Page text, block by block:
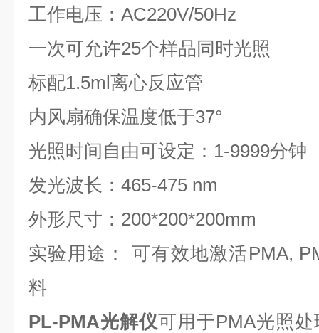
工作电压：AC220V/50Hz
一次可允许25个样品同时光照
标配1.5ml离心反应管
内风扇确保温度低于37°
光照时间自由可设定：1-9999分钟
发光波长：465-475 nm
外形尺寸：200*200*200mm
实验用途： 可有效地激活PMA,
料
PL-PMA光解仪可用于PMA光照